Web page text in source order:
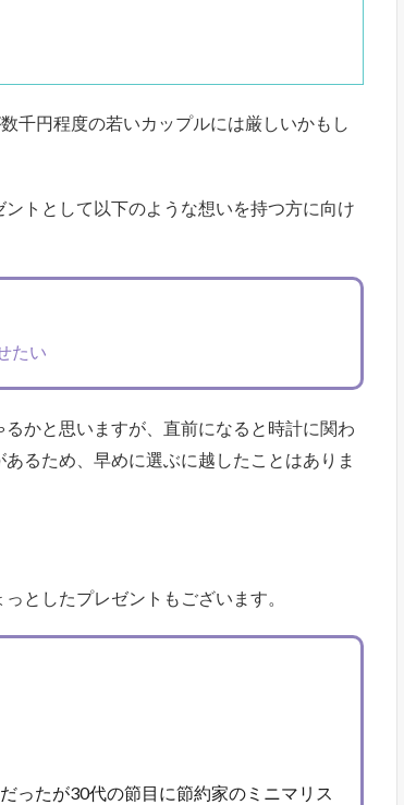
千円程度の若いカップルには厳しいかもし
トとして以下のような想いを持つ方に向け
たい
かと思いますが、直前になると時計に関わ
るため、早めに選ぶに越したことはありま
としたプレゼントもございます。
ったが30代の節目に節約家のミニマリス